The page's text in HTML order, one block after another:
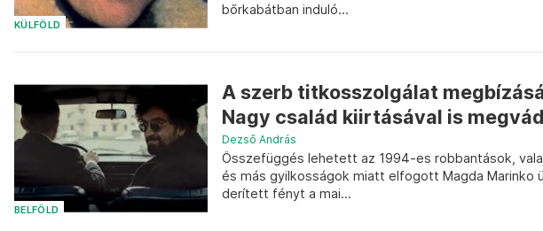
KÜLFÖLD
bőrkabátban induló...
BELFÖLD
A szerb titkosszolgálat
Nagy család kiirtásával is
Dezső András
Összefüggés lehetett az 1994-es robbantások,
és más gyilkosságok miatt elfogott Magda
derített fényt a mai...